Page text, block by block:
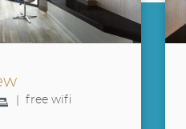
| free wifi